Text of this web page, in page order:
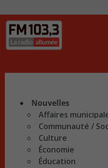
Nouvelles
Affaires
Communauté /
Culture
Économie
Éducation